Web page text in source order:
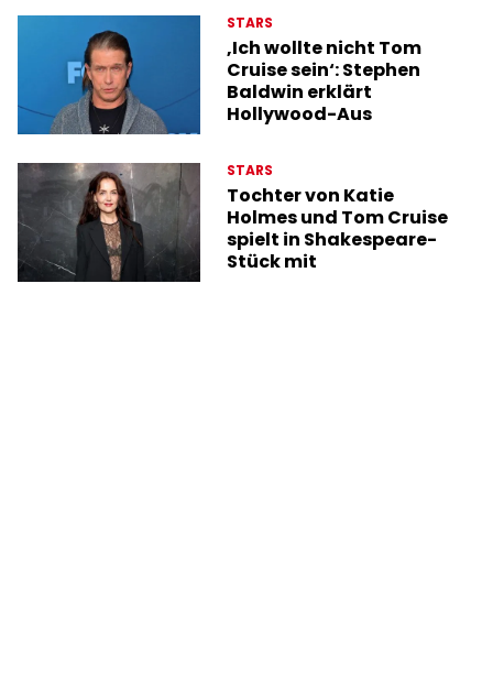
STARS
‚Ich wollte nicht Tom
Cruise sein‘: Stephen
Baldwin erklärt
Hollywood-Aus
STARS
Tochter von Katie
Holmes und Tom Cruise
spielt in Shakespeare-
Stück mit